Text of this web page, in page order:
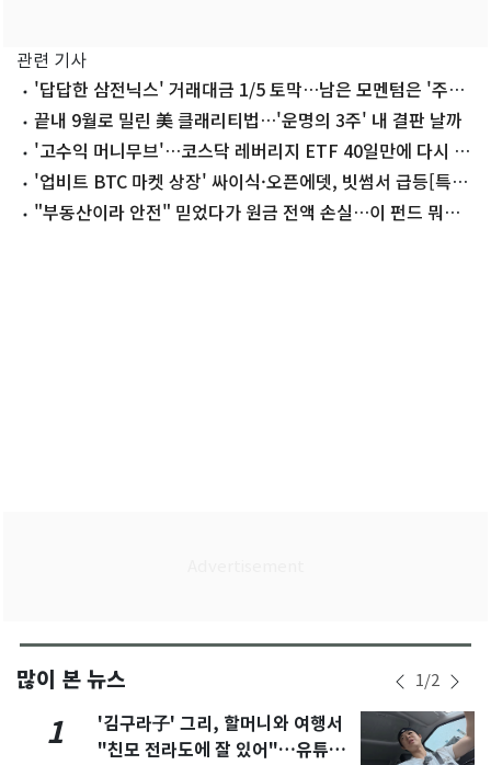
관련 기사
'답답한 삼전닉스' 거래대금 1/5 토막…남은 모멘텀은 '주주
환원'
끝내 9월로 밀린 美 클래리티법…'운명의 3주' 내 결판 날까
'고수익 머니무브'…코스닥 레버리지 ETF 40일만에 다시 1
조↑'업비트 BTC 마켓 상장' 싸이식·오픈에뎃, 빗썸서 급등[특징
코인]
"부동산이라 안전" 믿었다가 원금 전액 손실…이 펀드 뭐길
많이 본 뉴스 1/2
1
'김구라子' 그리, 할머니와 여행서
"친모 전라도에 잘 있어"…유튜브